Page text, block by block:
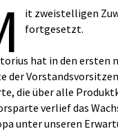
it zweistelligen
fortgesetzt.
hat in den ersten
der
die über alle
verlief das
unter unseren